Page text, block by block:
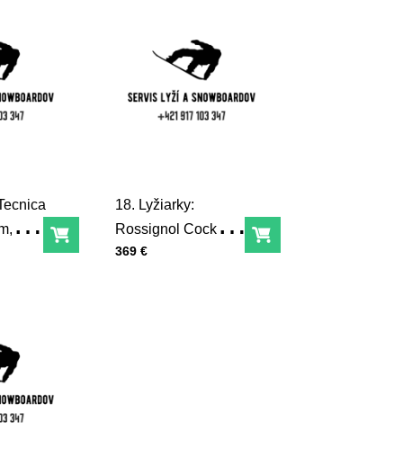
Do košíka
18. Lyžiarky:
Rossignol Cockpit
325 mm
Cena s DPH
369 € Do košíka